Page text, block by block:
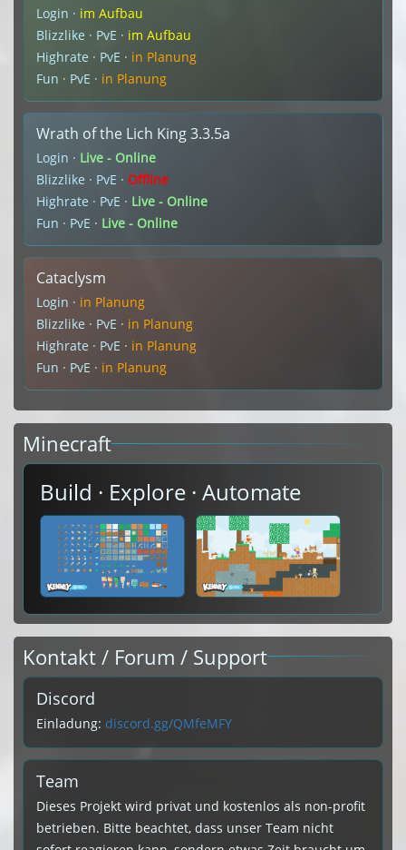
Login · im Aufbau
Blizzlike · PvE · im Aufbau
Highrate · PvE · in Planung
Fun · PvE · in Planung
Wrath of the Lich King 3.3.5a
Login · Live - Online
Blizzlike · PvE · Offline
Highrate · PvE · Live - Online
Fun · PvE · Live - Online
Cataclysm
Login · in Planung
Blizzlike · PvE · in Planung
Highrate · PvE · in Planung
Fun · PvE · in Planung
Minecraft
Build · Explore · Automate
Kontakt / Forum / Support
Discord
Einladung: discord.gg/QMfeMFY
Team
Dieses Projekt wird privat und kostenlos als non-profit
betrieben. Bitte beachtet, dass unser Team nicht